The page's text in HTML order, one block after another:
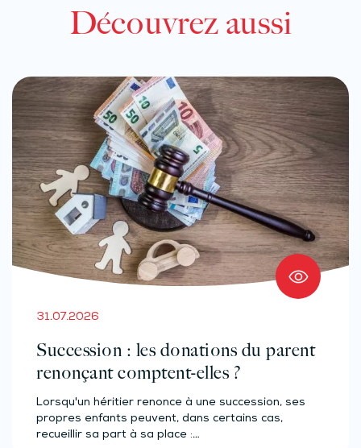
Découvrez aussi
31.07.2026
Succession : les donations du parent
renonçant comptent-elles ?
Lorsqu'un héritier renonce à une succession, ses
propres enfants peuvent, dans certains cas,
recueillir sa part à sa place :…